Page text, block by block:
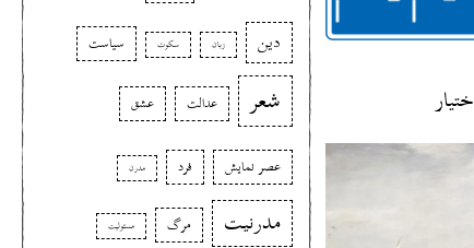
دین زبان سکوت سیاست
شعر عدالت عشق
عصر نمایش فرد مدرن
مدرنیت مرگ مسئولیت